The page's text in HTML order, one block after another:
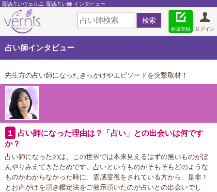
電話占いヴェルニ 電話占い師 インタビュー
ログイン
新規登録
占い師インタビュー
先生方の占い師になったきっかけやエピソードを突撃取材！
１ 占い師になった理由は？「占い」との出会いは何です
か？
占い師になったのは、この世界では本来見えるはずの無いものがぼ
んやりみえてきたためです。占いというものがそもそもどのような
ものかわからなかった時に、霊感霊視をされている方から、是非！
とお声がけを頂き鑑定法をご教示頂いたのが占いとの出会いでし